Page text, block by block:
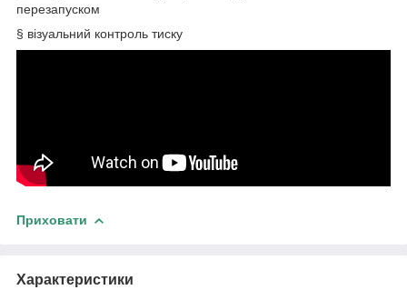
перезапуском
§ візуальний контроль тиску
Приховати
Характеристики